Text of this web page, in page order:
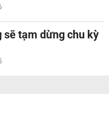
sẽ tạm dừng chu kỳ